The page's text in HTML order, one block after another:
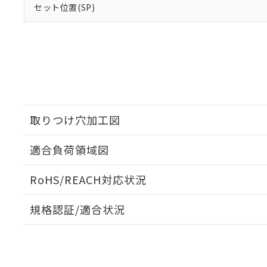
セット位置(SP)
取りつけ穴加工図
適合負荷領域図
RoHS/REACH対応状況
EU RoHS 注意事項・凡例
規格認証/適合状況